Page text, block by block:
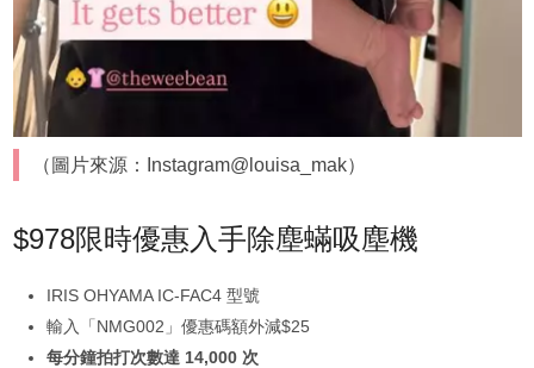
（圖片來源：Instagram@louisa_mak）
$978限時優惠入手除塵蟎吸塵機
IRIS OHYAMA IC-FAC4 型號
輸入「NMG002」優惠碼額外減$25
每分鐘拍打次數達 14,000 次